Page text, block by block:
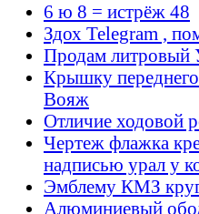
6 ю 8 = истрёж 48
Здох Telegram ,
Продам литровый
Крышку переднего
Вояж
Отличие ходовой
Чертеж флажка
надписью урал у
Эмблему КМЗ
Алюминиевый